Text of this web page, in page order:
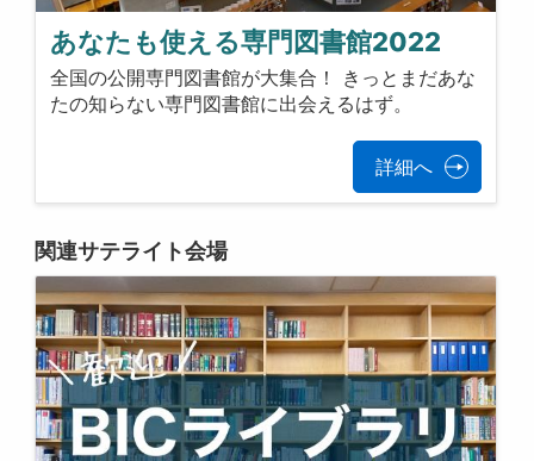
あなたも使える専門図書館2022
全国の公開専門図書館が大集合！ きっとまだあな
たの知らない専門図書館に出会えるはず。
詳細へ
関連サテライト会場